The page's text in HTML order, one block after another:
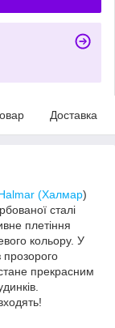
Доставка
(Халмар)
сталі
плетіння
кольору. У
прозорого
прекрасним